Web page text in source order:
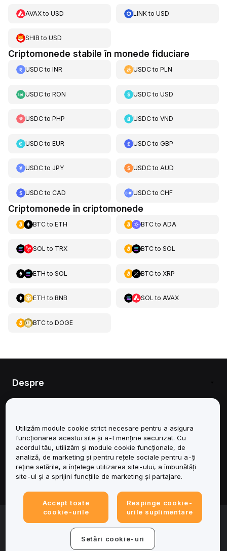
AVAXto USD LINKtoUSD
SHIB to USD
Criptomonede stabile în monede fiduciare
USDCto INR USDCtoPLN
USDCto RON USDCtoUSD
USDCto PHP USDCtoVND
USDCto EUR USDCtoGBP
USDCto JPY USDCtoAUD
USDCto CAD USDCtoCHF
Criptomonede în criptomonede
BTCto ETH BTCto ADA
SOL to TRX BTCto SOL
ETH to SOL BTCto XRP
ETH to BNB SOL to AVAX
BTCto DOGE
Despre
Asistență
Produse
Juridic
© 2025-2026 Bybit.eu. All rights reserved.
Condițiile de utilizare a serviciului
Termene de
Impressum (Informații legale)
preferințe privind modulele cookie
Utilizăm module cookie strict necesare pentru a asigura
funcționarea acestui site și a-l menține securizat. Cu
acordul tău, utilizăm și module cookie funcționale, de
analiză, de marketing și pentru rețele sociale pentru a-ți
reține setările, a înțelege utilizarea site-ului, a îmbunătăți
site-ul și a sprijini funcțiile de marketing și partajare.
Accept toate
cookie-urile
Respinge cookie-
urile suplimentare
Setări cookie-uri